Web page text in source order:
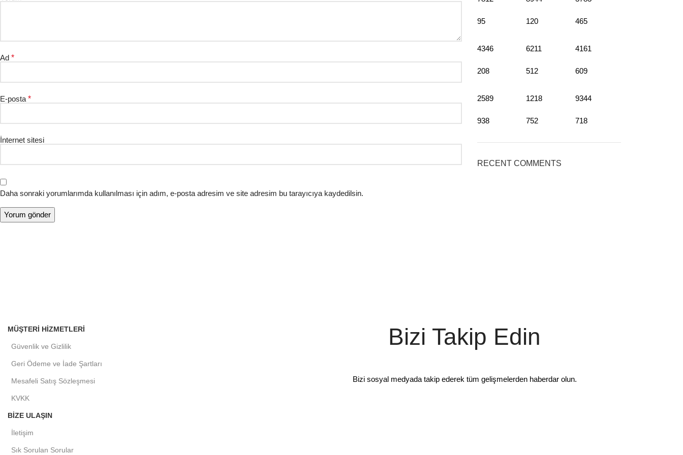
Ad *
E-posta *
İnternet sitesi
Daha sonraki yorumlarımda kullanılması için adım, e-posta adresim ve site adresim bu tarayıcıya kaydedilsin.
95 120 465
4346
208
6211
512
4161
609
2589
938
1218
752
9344
718
RECENT COMMENTS
MÜŞTERI HIZMETLERI
Güvenlik ve Gizlilik
Geri Ödeme ve İade Şartları
Mesafeli Satış Sözleşmesi
KVKK
BIZE ULAŞIN
İletişim
Sık Sorulan Sorular
Bizi Takip Edin
Bizi sosyal medyada takip ederek tüm gelişmelerden haberdar olun.